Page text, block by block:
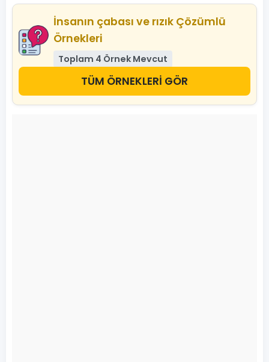
İnsanın çabası ve rızık Çözümlü
Örnekleri
Toplam 4 Örnek Mevcut
TÜM ÖRNEKLERİ GÖR